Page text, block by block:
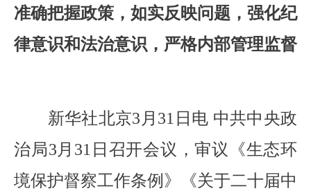
准确把握政策，如实反映问题，强化纪
律意识和法治意识，严格内部管理监督
新华社北京3月31日电 中共中央政
治局3月31日召开会议，审议《生态环
境保护督察工作条例》《关于二十届中